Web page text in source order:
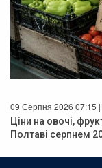
09 Серпня 2026 07:15 |
Ціни на овочі,
Полтаві серпнем